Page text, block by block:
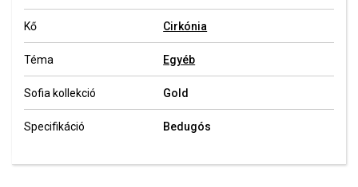
Kő Cirkónia
Téma Egyéb
Sofia kollekció Gold
Specifikáció Bedugós